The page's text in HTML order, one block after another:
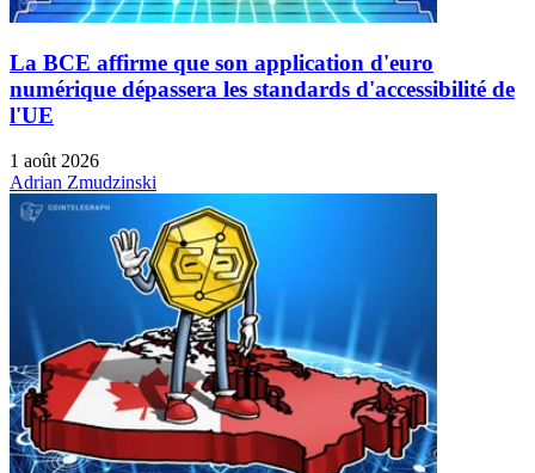
La BCE affirme que son application d'euro
numérique dépassera les standards d'accessibilité de
l'UE
1 août 2026
Adrian Zmudzinski